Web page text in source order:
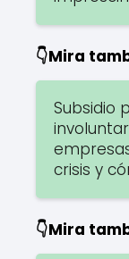
👇Mira
Subsidio
crisis y
👇Mira